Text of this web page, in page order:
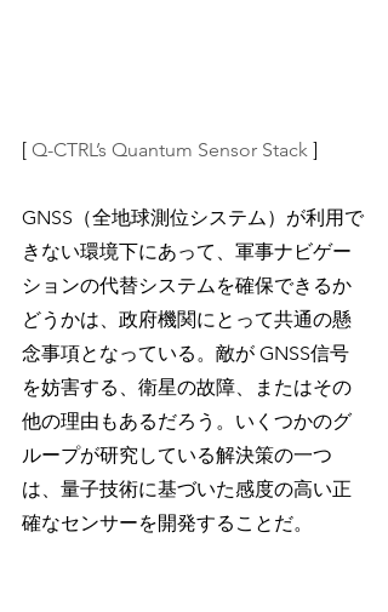
[ Q-CTRL’s Quantum Sensor Stack ]
GNSS（全地球測位システム）が利用で
きない環境下にあって、軍事ナビゲー
ションの代替システムを確保できるか
どうかは、政府機関にとって共通の懸
念事項となっている。敵が GNSS信号
を妨害する、衛星の故障、またはその
他の理由もあるだろう。いくつかのグ
ループが研究している解決策の一つ
は、量子技術に基づいた感度の高い正
確なセンサーを開発することだ。